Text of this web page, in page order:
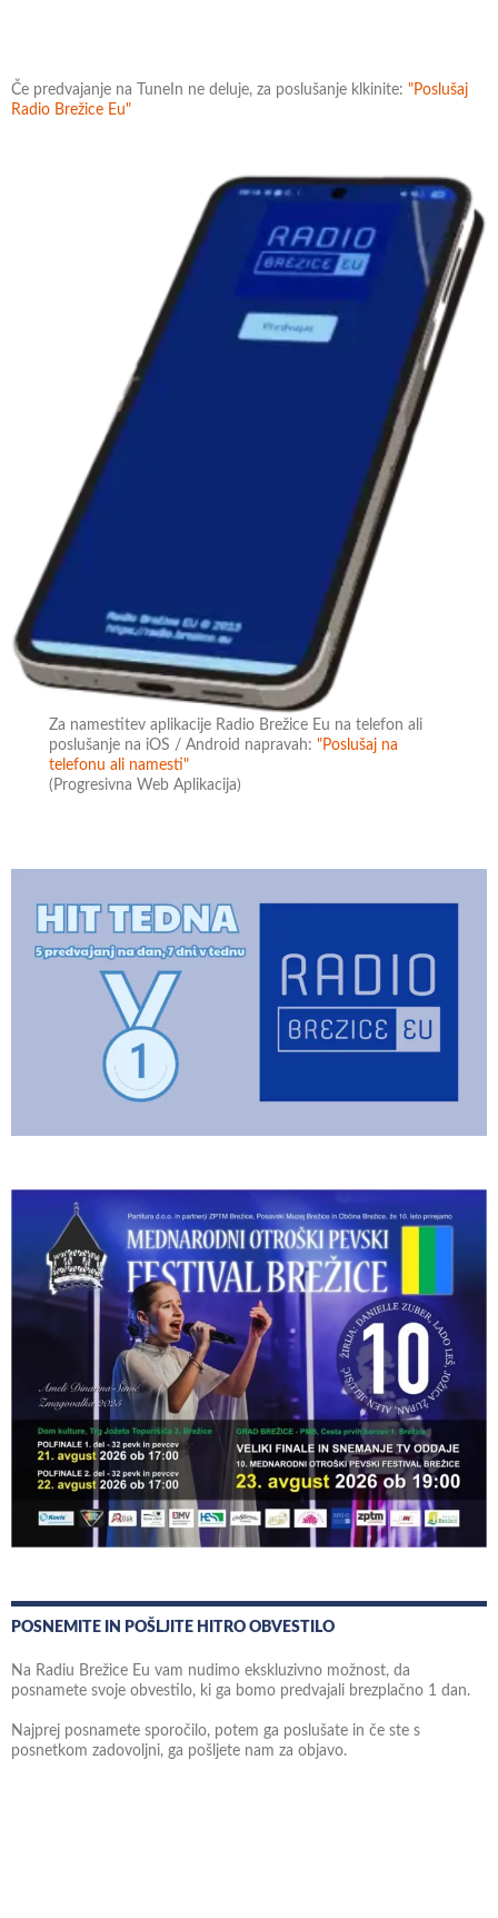
Če predvajanje na TuneIn ne deluje, za poslušanje klkinite: "Poslušaj
Radio Brežice Eu"
Za namestitev aplikacije Radio Brežice Eu na telefon ali
poslušanje na iOS / Android napravah:"Poslušaj na
telefonu ali namesti"
(Progresivna Web Aplikacija)
POSNEMITE IN POŠLJITE HITRO OBVESTILO
Na Radiu Brežice Eu vam nudimo ekskluzivno možnost, da
posnamete svoje obvestilo, ki ga bomo predvajali brezplačno 1 dan.
Najprej posnamete sporočilo, potem ga poslušate in če ste s
posnetkom zadovoljni, ga pošljete nam za objavo.